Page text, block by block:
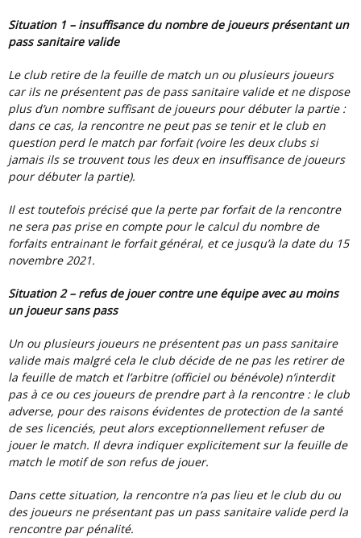
Situation 1 – insuffisance du nombre de joueurs présentant un
pass sanitaire valide
Le club retire de la feuille de match un ou plusieurs joueurs
car ils ne présentent pas de pass sanitaire valide et ne dispose
plus d’un nombre suffisant de joueurs pour débuter la partie :
dans ce cas, la rencontre ne peut pas se tenir et le club en
question perd le match par forfait (voire les deux clubs si
jamais ils se trouvent tous les deux en insuffisance de joueurs
pour débuter la partie).
Il est toutefois précisé que la perte par forfait de la rencontre
ne sera pas prise en compte pour le calcul du nombre de
forfaits entrainant le forfait général, et ce jusqu’à la date du 15
novembre 2021.
Situation 2 – refus de jouer contre une équipe avec au moins
un joueur sans pass
Un ou plusieurs joueurs ne présentent pas un pass sanitaire
valide mais malgré cela le club décide de ne pas les retirer de
la feuille de match et l’arbitre (officiel ou bénévole) n’interdit
pas à ce ou ces joueurs de prendre part à la rencontre : le club
adverse, pour des raisons évidentes de protection de la santé
de ses licenciés, peut alors exceptionnellement refuser de
jouer le match. Il devra indiquer explicitement sur la feuille de
match le motif de son refus de jouer.
Dans cette situation, la rencontre n’a pas lieu et le club du ou
des joueurs ne présentant pas un pass sanitaire valide perd la
rencontre par pénalité.